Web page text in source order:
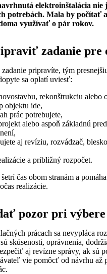
elektroinštalácia nie
potrebách. Mala by počítať
využívať o pár rokov.
zadanie pre
pripravíte, tým
sa oplatí uviesť:
rekonštrukciu alebo
objektu ide,
prác potrebujete,
alebo aspoň základnú
aj revíziu, rozvádzač,
a približný rozpočet.
čas obom stranám a
realizácie.
pozor pri
prácach sa nevypláca
skúsenosti, oprávnenia,
aj revízne správy, ak sú
vie pomôcť od návrhu až